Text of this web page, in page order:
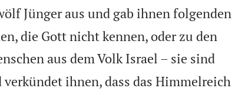
Jünger aus und gab ihnen folgenden
die Gott nicht kennen, oder zu den
aus dem Volk Israel – sie sind
verkündet ihnen, dass das Himmelreich